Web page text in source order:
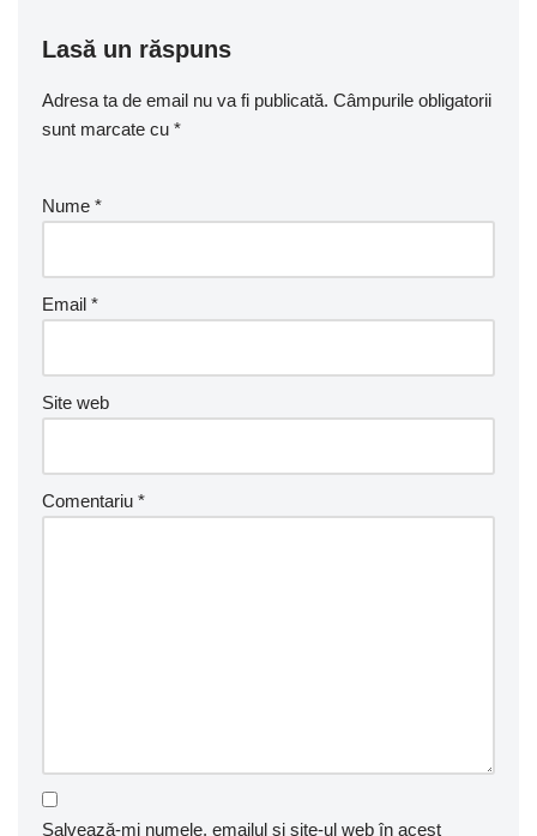
Lasă un răspuns
Adresa ta de email nu va fi publicată. Câmpurile obligatorii
sunt marcate cu *
Nume *
Email *
Site web
Comentariu *
Salvează-mi numele, emailul și site-ul web în acest